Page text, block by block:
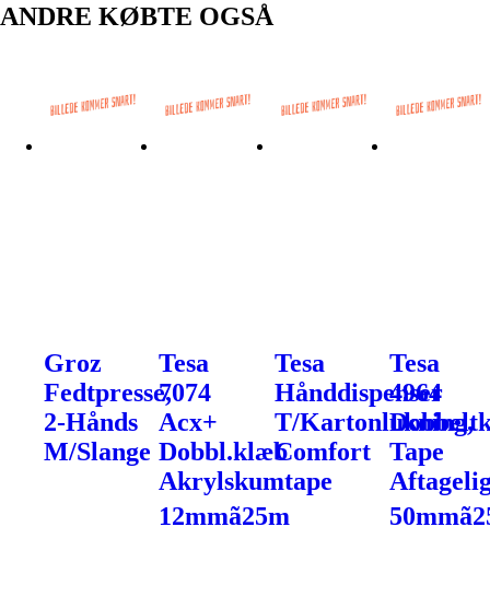
ANDRE KØBTE OGSÅ
Groz
Fedtpresse,
2-Hånds
M/Slange
Tesa
7074
Acx+
Dobbl.klæb
Akrylskumtape
12mmã25m
Tesa
Hånddispenser
T/Kartonlukning,
Comfort
Tesa
4964
Tape